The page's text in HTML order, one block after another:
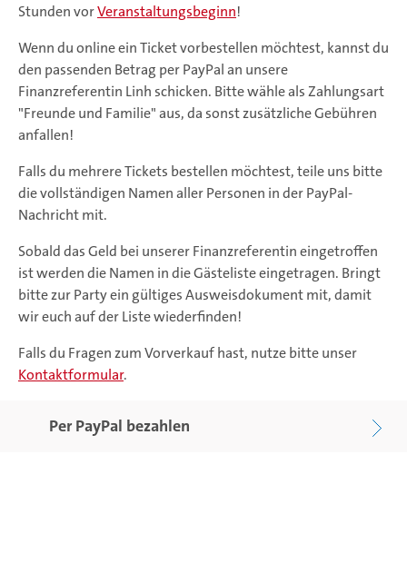
Stunden vorVeranstaltungsbeginn!
Wenn du online ein Ticket vorbestellen möchtest, kannst du
den passenden Betrag per PayPal an unsere
Finanzreferentin Linh schicken. Bitte wähle als Zahlungsart
"Freunde und Familie" aus, da sonst zusätzliche Gebühren
anfallen!
Falls du mehrere Tickets bestellen möchtest, teile uns bitte
die vollständigen Namen aller Personen in der PayPal-
Nachricht mit.
Sobald das Geld bei unserer Finanzreferentin eingetroffen
ist werden die Namen in die Gästeliste eingetragen. Bringt
bitte zur Party ein gültiges Ausweisdokument mit, damit
wir euch auf der Liste wiederfinden!
Falls du Fragen zum Vorverkauf hast, nutze bitte unser
Kontaktformular.
Per PayPal bezahlen